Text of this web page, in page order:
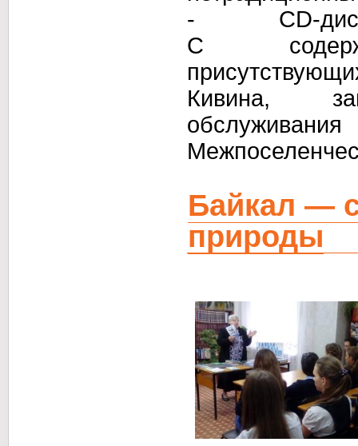
- CD-
С
Кивина,
Байкал —
природы